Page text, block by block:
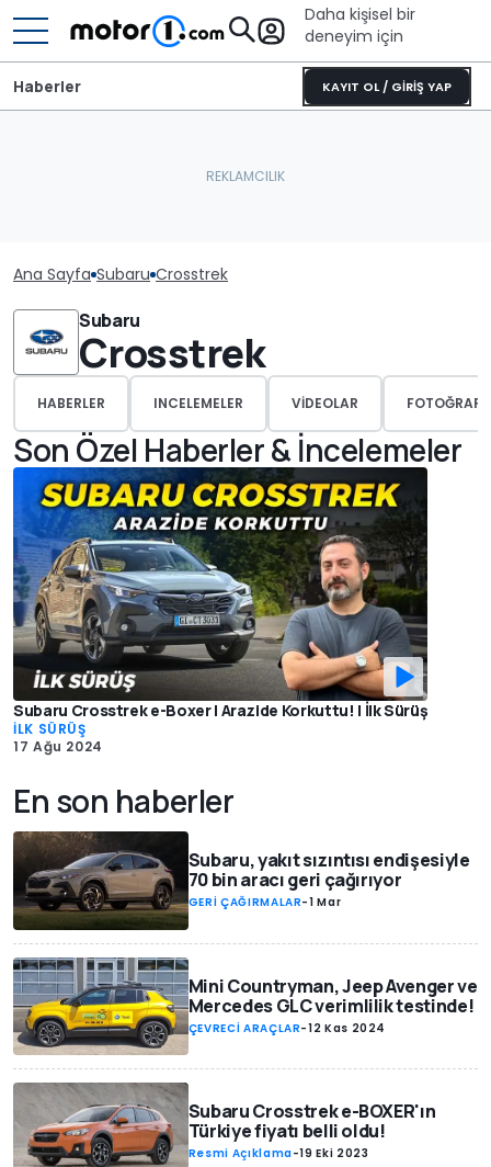
Daha kişisel bir
deneyim için
KAYIT OL / GİRİŞ YAP
Haberler
Ana Sayfa Subaru Crosstrek
Subaru
Crosstrek
HABERLER INCELEMELER VIDEOLAR
Son Özel Haberler & İncelemeler
Subaru Crosstrek e-Boxer | Arazide Korkuttu! | İlk Sürüş
İLK SÜRÜŞ
17 Ağu 2024
En son haberler
Subaru, yakıt sızıntısı endişesiyle
70 bin aracı geri çağırıyor
GERİ ÇAĞIRMALAR-1 Mar
Mini Countryman, Jeep Avenger ve
Mercedes GLC verimlilik testinde!
ÇEVRECİ ARAÇLAR-12 Kas 2024
Subaru Crosstrek e-BOXER'ın
Türkiye fiyatı belli oldu!
Resmi Açıklama-19 Eki 2023